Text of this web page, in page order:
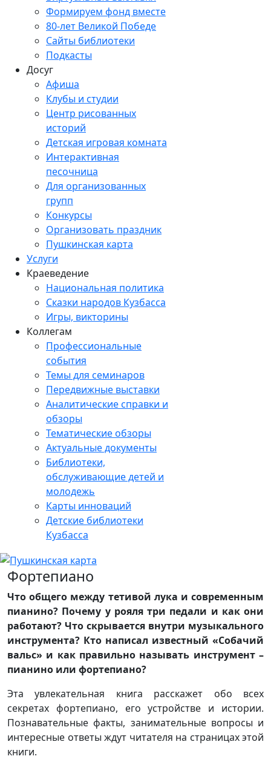
Формируем фонд вместе
80-лет Великой Победе
Сайты библиотеки
Подкасты
Досуг
Афиша
Клубы и студии
Центр рисованных
историй
Детская игровая комната
Интерактивная
песочница
Для организованных
групп
Конкурсы
Организовать праздник
Пушкинская карта
Услуги
Краеведение
Национальная политика
Сказки народов Кузбасса
Игры, викторины
Коллегам
Профессиональные
события
Темы для семинаров
Передвижные выставки
Аналитические справки и
обзоры
Тематические обзоры
Актуальные документы
Библиотеки,
обслуживающие детей и
молодежь
Карты инноваций
Детские библиотеки
Кузбасса
Фортепиано
Что общего между тетивой лука и современным
пианино? Почему у рояля три педали и как они
работают? Что скрывается внутри музыкального
инструмента? Кто написал известный «Собачий
вальс» и как правильно называть инструмент –
пианино или фортепиано?
Эта увлекательная книга расскажет обо всех
секретах фортепиано, его устройстве и истории.
Познавательные факты, занимательные вопросы и
интересные ответы ждут читателя на страницах этой
книги.